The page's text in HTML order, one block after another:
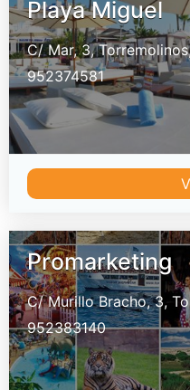
Playa Miguel
C/ Mar, 3,
952374581
Promarketing
C/ Murillo Bracho, 3,
952383140